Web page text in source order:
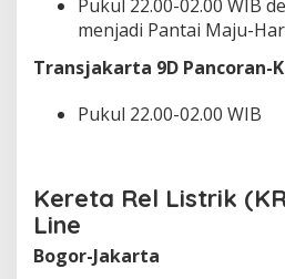
Pukul 22.00-02.00 WIB
menjadi Pantai Maju-
Transjakarta 9D Pancoran-
Pukul 22.00-02.00 WIB
Kereta Rel Listrik
Line
Bogor-Jakarta